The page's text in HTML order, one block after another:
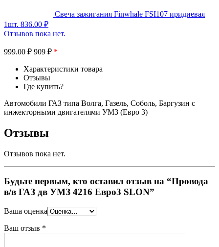
Свеча зажигания Finwhale FSI107 иридиевая
1шт. 836.00 ₽
Отзывов пока нет.
999.00 ₽ 909 ₽ *
Характеристики товара
Отзывы
Где купить?
Автомобили ГАЗ типа Волга, Газель, Соболь, Баргузин с
инжекторными двигателями УМЗ (Евро 3)
Отзывы
Отзывов пока нет.
Будьте первым, кто оставил отзыв на “Провода
в/в ГАЗ дв УМЗ 4216 Евро3 SLON”
Ваша оценка
Ваш отзыв *